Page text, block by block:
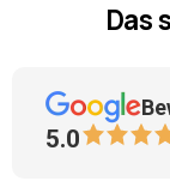
Das
5.0